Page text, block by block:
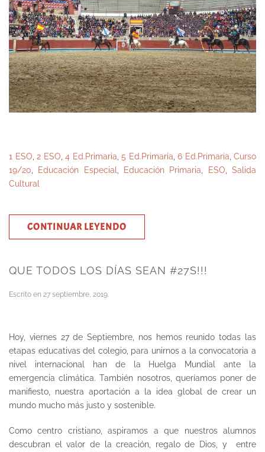
1 ESO 2 ESO 4 Ed.Primaria 5 Ed.Primaria 6 Ed.Primaria Curso
19/20
Educación Especial Educación Primaria ESO ,Salida
Cultural
CONTINUAR LEYENDO
QUE TODOS LOS DÍAS SEAN #27S!!!
Escrito en 27 septiembre, 2019
Hoy, viernes 27 de Septiembre, nos hemos reunido todas las
etapas educativas del colegio, para unirnos a la convocatoria a
nivel internacional han de la Huelga Mundial ante la
emergencia climática. También nosotros, queríamos poner de
manifiesto, nuestra aportación a la idea global de crear un
mundo mucho más justo y sostenible.
Como centro cristiano, aspiramos a que nuestros alumnos
descubran el valor de la creación, regalo de Dios, y entre